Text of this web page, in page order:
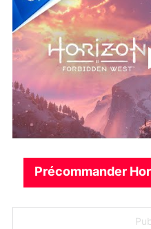
Précommander